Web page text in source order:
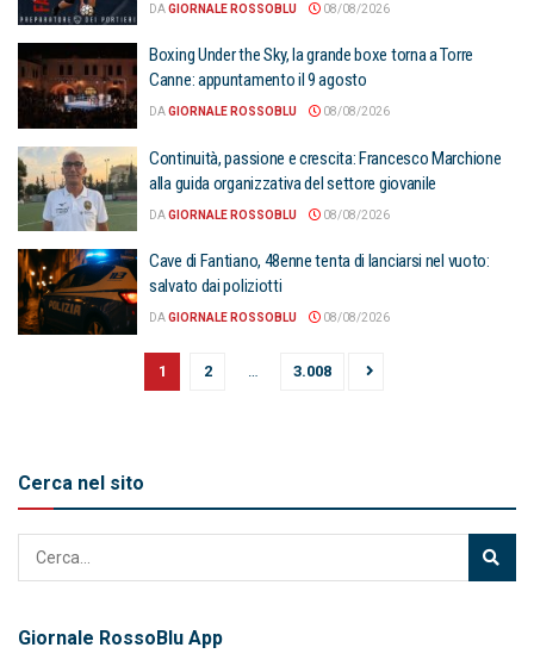
DAGIORNALE ROSSOBLU 08/08/2026
Boxing Under the Sky, la grande boxe torna a Torre
Canne: appuntamento il 9 agosto
DAGIORNALE ROSSOBLU 08/08/2026
Continuità, passione e crescita: Francesco Marchione
alla guida organizzativa del settore giovanile
DAGIORNALE ROSSOBLU 08/08/2026
Cave di Fantiano, 48enne tenta di lanciarsi nel vuoto:
salvato dai poliziotti
DAGIORNALE ROSSOBLU 08/08/2026
1 2 3.008
Cerca nel sito
Giornale RossoBlu App